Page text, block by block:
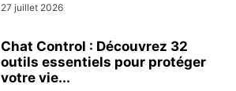
27 juillet 2026
Chat Control : Découvrez 32
outils essentiels pour protéger
votre vie...